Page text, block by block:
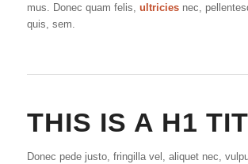
mus. Donec quam felis, ultriciesnec,
quis, sem.
THIS IS A H1
Donec pede justo, fringilla vel, aliquet nec,